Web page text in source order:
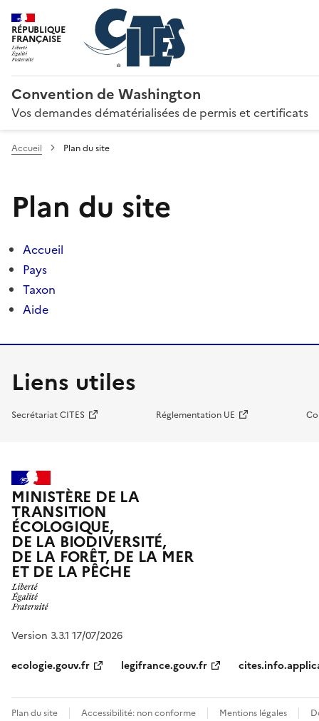
RÉPUBLIQUE
FRANÇAISE
Convention de Washington
Vos demandes dématérialisées de permis et certificats
Accueil Plan du site
Plan du site
Accueil
Pays
Taxon
Aide
Liens utiles
Secrétariat CITES Réglementation UE
MINISTÈRE DE LA
TRANSITION
ÉCOLOGIQUE,
DE LA BIODIVERSITÉ,
DE LA FORÊT, DE LA MER
ET DE LA PÊCHE
Version 3.3.1 17/07/2026
ecologie.gouv.fr
legifrance.gouv.fr
Plan du site Accessibilité: non conforme Mentions légales